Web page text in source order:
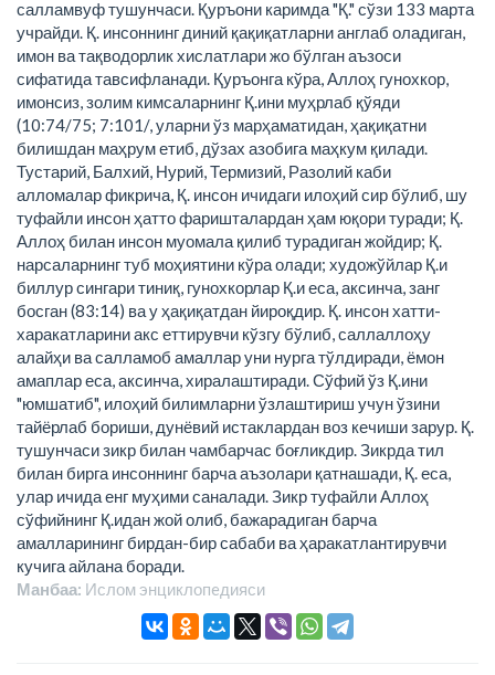
салламвуф тушунчаси. Қуръони каримда "Қ." сўзи 133 марта
учрайди. Қ. инсоннинг диний қақиқатларни англаб оладиган,
имон ва тақводорлик хислатлари жо бўлган аъзоси
сифатида тавсифланади. Қуръонга кўра, Аллоҳ гунохкор,
имонсиз, золим кимсаларнинг Қ.ини муҳрлаб қўяди
(10:74/75; 7:101/, уларни ўз марҳаматидан, ҳақиқатни
билишдан маҳрум етиб, дўзах азобига маҳкум қилади.
Тустарий, Балхий, Нурий, Термизий, Разолий каби
алломалар фикрича, Қ. инсон ичидаги илоҳий сир бўлиб, шу
туфайли инсон ҳатто фаришталардан ҳам юқори туради; Қ.
Аллоҳ билан инсон муомала қилиб турадиган жойдир; Қ.
нарсаларнинг туб моҳиятини кўра олади; художўйлар Қ.и
биллур сингари тиниқ, гунохкорлар Қ.и еса, аксинча, занг
босган (83:14) ва у ҳақиқатдан йироқдир. Қ. инсон хатти-
харакатларини акс еттирувчи кўзгу бўлиб, саллаллоҳу
алайҳи ва салламоб амаллар уни нурга тўлдиради, ёмон
амаплар еса, аксинча, хиралаштиради. Сўфий ўз Қ.ини
"юмшатиб", илоҳий билимларни ўзлаштириш учун ўзини
тайёрлаб бориши, дунёвий истаклардан воз кечиши зарур. Қ.
тушунчаси зикр билан чамбарчас боғликдир. Зикрда тил
билан бирга инсоннинг барча аъзолари қатнашади, Қ. еса,
улар ичида енг муҳими саналади. Зикр туфайли Аллоҳ
сўфийнинг Қ.идан жой олиб, бажарадиган барча
амалларининг бирдан-бир сабаби ва ҳаракатлантирувчи
кучига айлана боради.
Манбаа: Ислом энциклопeдияси